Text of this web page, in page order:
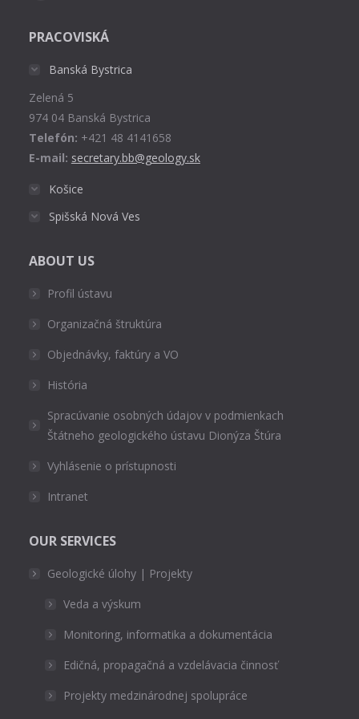
opens
window
PRACOVISKÁ
Banská Bystrica
Zelená 5
974 04 Banská Bystrica
Telefón: +421 48 4141658
E-mail: secretary.bb@geology.sk
Košice
Spišská Nová Ves
ABOUT US
Profil ústavu
Organizačná štruktúra
Objednávky, faktúry a VO
História
Spracúvanie osobných údajov v podmienkach
Štátneho geologického ústavu Dionýza Štúra
Vyhlásenie o prístupnosti
Intranet
OUR SERVICES
Geologické úlohy | Projekty
Veda a výskum
Monitoring, informatika a dokumentácia
Edičná, propagačná a vzdelávacia činnosť
Projekty medzinárodnej spolupráce